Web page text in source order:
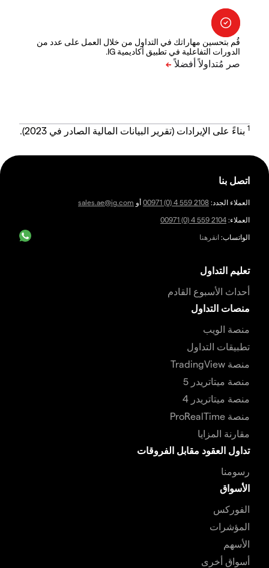
قُم بتحسين مهاراتك في التداول من خلال العمل على عدد من
الدورات التفاعلية في تطبيق أكاديمية IG.
1 بناءً على الإيرادات (تقرير البيانات المالية الصادر في 2023).
اتصل بنا
العملاء الجدد: 00971 (0) 4 559 2108 أو sales.ae@ig.com
العملاء: 00971 (0) 4 559 2104
الواتساب: انقرهنا
تعليم التداول
أحداث الأسبوع القادم
منصات التداول
منصة الويب
تطبيقات التداول
منصة TradingView
منصة ميتاتريدر 5
منصة ميتاتريدر 4
منصة ProRealTime
مقارنة المزايا
تداول العقود مقابل الفروقات
رسومنا
الأسواق
الفوركس
المؤشرات
الأسهم
أسواق أخرى